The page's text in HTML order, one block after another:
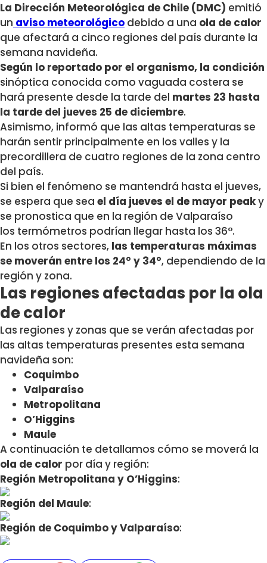
La Dirección Meteorológica de Chile (DMC) emitió
un aviso meteorológico debido a una ola de calor
que afectará a cinco regiones del país durante la
semana navideña.
Según lo reportado por el organismo, la condición
sinóptica conocida como vaguada costera se
hará presente desde la tarde del martes 23 hasta
la tarde del jueves 25 de diciembre.
Asimismo, informó que las altas temperaturas se
harán sentir principalmente en los valles y la
precordillera de cuatro regiones de la zona centro
del país.
Si bien el fenómeno se mantendrá hasta el jueves,
se espera que sea el día jueves el de mayor peaky
se pronostica que en la región de Valparaíso
los termómetros podrían llegar hasta los 36°.
En los otros sectores, las temperaturas máximas
se moverán entre los 24° y 34°, dependiendo de la
región y zona.
Las regiones afectadas por la ola
de calor
Las regiones y zonas que se verán afectadas por
las altas temperaturas presentes esta semana
navideña son:
Coquimbo
Valparaíso
Metropolitana
O’Higgins
Maule
A continuación te detallamos cómo se moverá la
ola de calor por día y región:
Región Metropolitana y O’Higgins:
Región del Maule:
Región de Coquimbo y Valparaíso: